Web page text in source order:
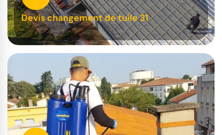
Devis changement de tuile 31